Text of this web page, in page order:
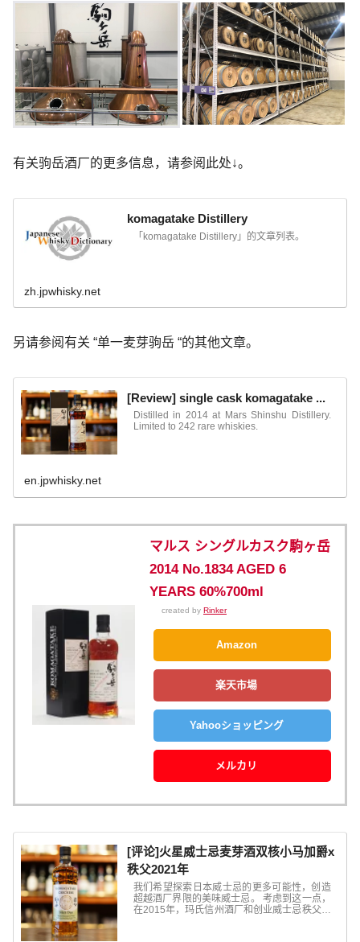
有关驹岳酒厂的更多信息，请参阅此处↓。
komagatake Distillery
「komagatake Distillery」的文章列表。
zh.jpwhisky.net
另请参阅有关 “单一麦芽驹岳 “的其他文章。
[Review] single cask komagatake ...
Distilled in 2014 at Mars Shinshu Distillery.
Limited to 242 rare whiskies.
en.jpwhisky.net
マルス シングルカスク駒ヶ岳
2014 No.1834 AGED 6
YEARS 60%700ml
created by Rinker
Amazon
楽天市場
Yahooショッピング
メルカリ
[评论]火星威士忌麦芽酒双核小马加爵x
秩父2021年
我们希望探索日本威士忌的更多可能性，创造
超越酒厂界限的美味威士忌。 考虑到这一点，
在2015年，玛氏信州酒厂和创业威士忌秩父酒